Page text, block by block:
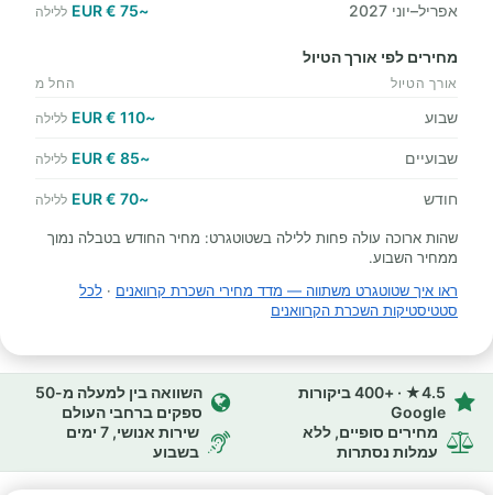
אפריל–יוני 2027 ~75 € EUR ללילה
מחירים לפי אורך הטיול
אורך הטיול החל מ
שבוע ~110 € EUR ללילה
שבועיים ~85 € EUR ללילה
חודש ~70 € EUR ללילה
שהות ארוכה עולה פחות ללילה בשטוטגרט: מחיר החודש בטבלה נמוך
ממחיר השבוע.
ראו איך שטוטגרט משתווה — מדד מחירי השכרת קרוואנים · לכל
סטטיסטיקות השכרת הקרוואנים
4.5★ · +400 ביקורות
Google
השוואה בין למעלה מ-50
ספקים ברחבי העולם
מחירים סופיים, ללא
עמלות נסתרות
שירות אנושי, 7 ימים
בשבוע